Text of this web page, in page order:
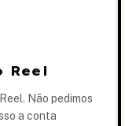
Reel
Não pedimos
a conta